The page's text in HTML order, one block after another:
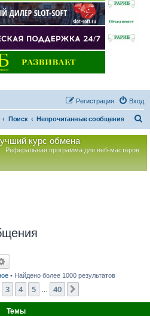
Вход
Регистрация
Поиск Непрочитанные сообщения
курс обмена
Реферальная программа для веб-мастеров
• Найдено более 1000 результатов
из 40
3 4 5 40
Темы